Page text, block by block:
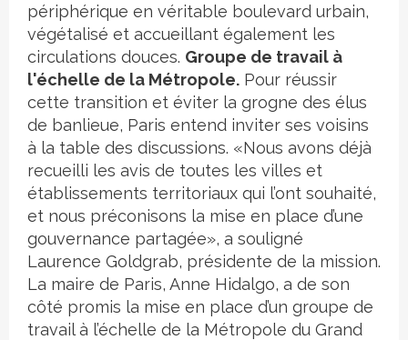
périphérique en véritable boulevard urbain,
végétalisé et accueillant également les
circulations douces. Groupe de travail à
l'échelle de la Métropole. Pour réussir
cette transition et éviter la grogne des élus
de banlieue, Paris entend inviter ses voisins
à la table des discussions. «Nous avons déjà
recueilli les avis de toutes les villes et
établissements territoriaux qui l’ont souhaité,
et nous préconisons la mise en place d’une
gouvernance partagée», a souligné
Laurence Goldgrab, présidente de la mission.
La maire de Paris, Anne Hidalgo, a de son
côté promis la mise en place d’un groupe de
travail à l’échelle de la Métropole du Grand